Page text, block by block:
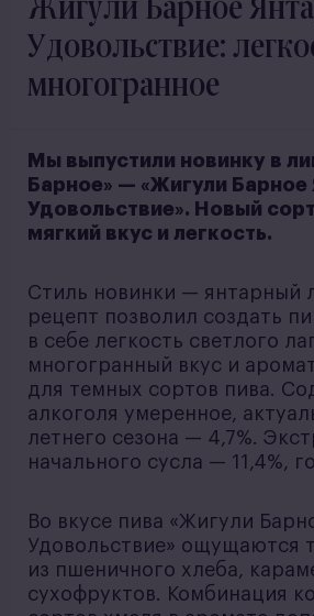
Жигули Барное
Удовольствие:
многогранное
Мы выпустили новинку в
Барное» — «Жигули Барное
Удовольствие». Новый
мягкий вкус и легкость.
Стиль новинки — янтарный
рецепт позволил создать
в себе легкость светлого
многогранный вкус и
для темных сортов пива.
алкоголя умеренное,
летнего сезона — 4,7%.
начального сусла — 11,4%,
Во вкусе пива «Жигули
Удовольствие» ощущаются
из пшеничного хлеба,
сухофруктов. Комбинация